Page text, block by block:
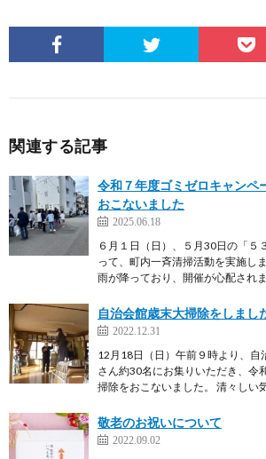
関連する記事
令和７年度ゴミゼロキャン
おこないました
2025.06.18
６月１日（日）、５月30日の「５
って、町内一斉清掃活動を実施し
雨が降っており、開催が心配され
自治会館歳末大掃除をしまし
2022.12.31
12月18日（日）午前９時より、自
さん約30名にお集りいただき、令
掃除をおこないました。 清々しい
敬老のお祝いについて
2022.09.02